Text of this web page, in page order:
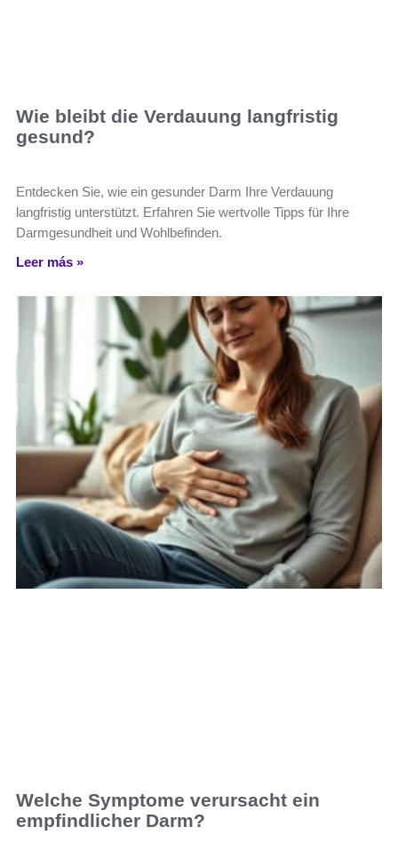
Wie bleibt die Verdauung langfristig
gesund?
Entdecken Sie, wie ein gesunder Darm Ihre Verdauung
langfristig unterstützt. Erfahren Sie wertvolle Tipps für Ihre
Darmgesundheit und Wohlbefinden.
Leer más »
Welche Symptome verursacht ein
empfindlicher Darm?